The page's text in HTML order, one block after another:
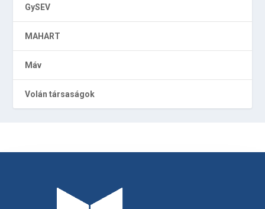
GySEV
MAHART
Máv
Volán társaságok